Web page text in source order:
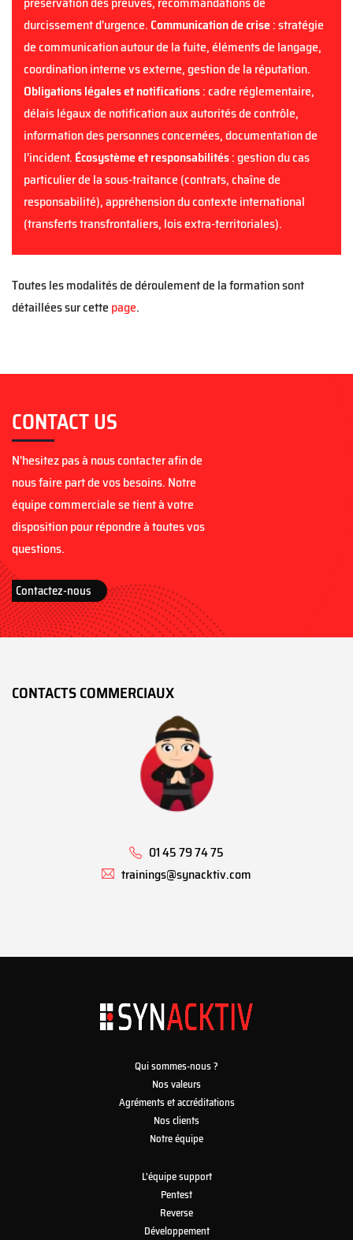
durcissement d'urgence.Communication de crise: stratégie
de communication autour de la fuite, éléments de langage,
coordination interne vs externe, gestion de la réputation.
Obligations légales et notifications: cadre réglementaire,
délais légaux de notification aux autorités de contrôle,
information des personnes concernées, documentation de
l'incident. Écosystème et responsabilités: gestion du cas
particulier de la sous-traitance (contrats, chaîne de
responsabilité), appréhension du contexte international
(transferts transfrontaliers, lois extra-territoriales).
Toutes les modalités de déroulement de la formation sont
détaillées sur cette page.
CONTACT US
N'hesitez pas à nous contacter afin de
nous faire part de vos besoins. Notre
équipe commerciale se tient à votre
disposition pour répondre à toutes vos
questions.
Contactez-nous
CONTACTS COMMERCIAUX
01 45 79 74 75
trainings@synacktiv.com
Qui sommes-nous ?
Nos valeurs
Agréments et accréditations
Nos clients
Notre équipe
L’équipe support
Pentest
Reverse
Développement